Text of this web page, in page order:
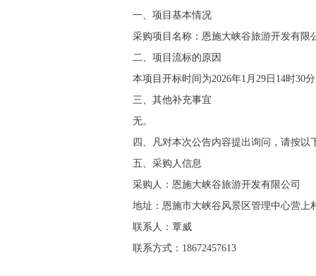
一、项目基本情况
采购项目名称：恩施大峡谷旅游开发有限
二、项目流标的原因
本项目 开标时间为2026年1月29日14时30分
三、其他补充事宜
无。
四、凡对本次公告内容提出询问，请按以
五、采购人信息
采购人：恩施大峡谷旅游开发有限公司
地址：恩施市大峡谷风景区管理中心营上
联系人：覃威
联系方式：18672457613